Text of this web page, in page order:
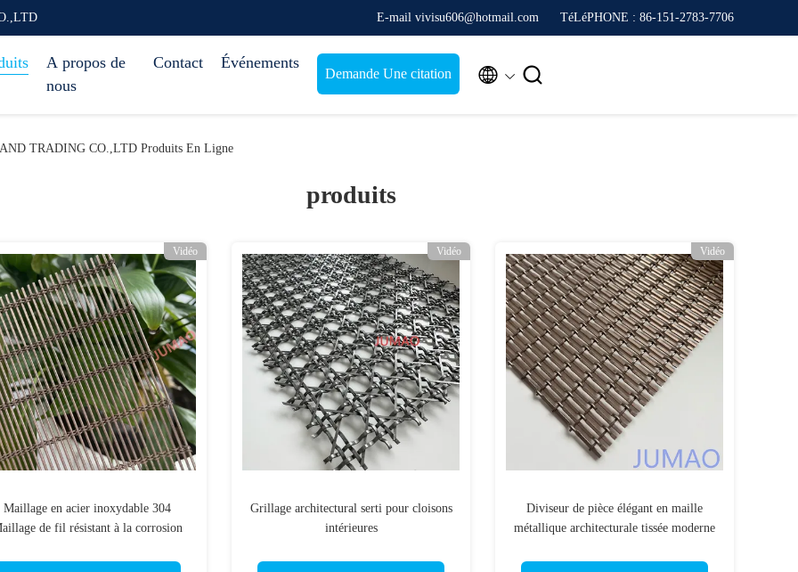
E-mail vivisu606@hotmail.com TéLéPHONE : 86-151-2783-7706
A propos de
nous
Contact Événements
Demande Une citation  
TRADING CO.,LTD Produits En Ligne
produits
Vidéo
Maillage en acier inoxydable 304
de fil résistant à la corrosion
Vidéo
Grillage architectural serti pour cloisons
intérieures
Vidéo
Diviseur de pièce élégant en maille
métallique architecturale tissée moderne